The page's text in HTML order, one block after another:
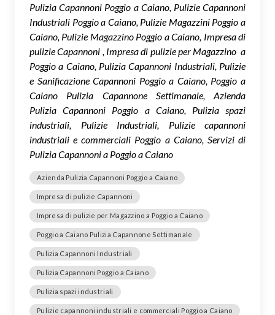
Pulizia Capannoni Poggio a Caiano, Pulizie Capannoni
Industriali Poggio a Caiano, Pulizie Magazzini Poggio a
Caiano, Pulizie Magazzino Poggio a Caiano, Impresa di
pulizie Capannoni , Impresa di pulizie per Magazzino a
Poggio a Caiano, Pulizia Capannoni Industriali, Pulizie
e Sanificazione Capannoni Poggio a Caiano, Poggio a
Caiano Pulizia Capannone Settimanale, Azienda
Pulizia Capannoni Poggio a Caiano, Pulizia spazi
industriali, Pulizie Industriali, Pulizie capannoni
industriali e commerciali Poggio a Caiano, Servizi di
Pulizia Capannoni a Poggio a Caiano
Azienda Pulizia Capannoni Poggio a Caiano
Impresa di pulizie Capannoni
Impresa di pulizie per Magazzino a Poggio a Caiano
Poggio a Caiano Pulizia Capannone Settimanale
Pulizia Capannoni Industriali
Pulizia Capannoni Poggio a Caiano
Pulizia spazi industriali
Pulizie capannoni industriali e commerciali Poggio a Caiano